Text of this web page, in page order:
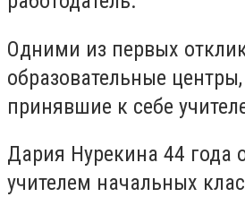
Одними из первых
образовательные
принявшие к себе
Дария Нурекина 44 года
учителем начальных